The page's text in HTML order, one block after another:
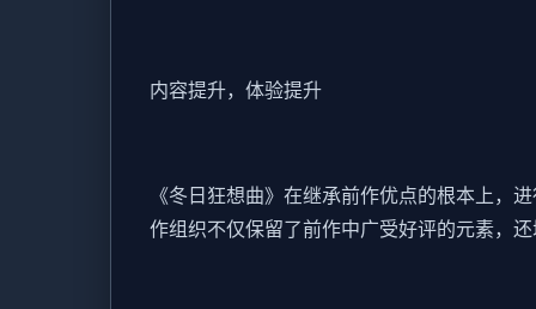
内容提升，体验提升
《冬日狂想曲》在继承前作优点的根本上，
作组织不仅保留了前作中广受好评的元素，